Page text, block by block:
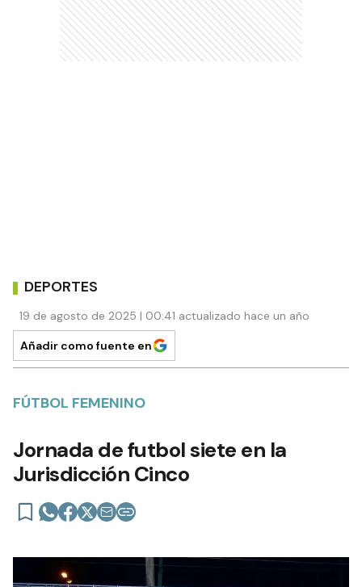
DEPORTES
19 de agosto de 2025 | 00:41 actualizado hace un año
Añadir como fuente en
FÚTBOL FEMENINO
Jornada de futbol siete en la
Jurisdicción Cinco